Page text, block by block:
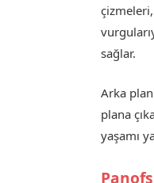
sağlar.
Arka
plana
yaşamı